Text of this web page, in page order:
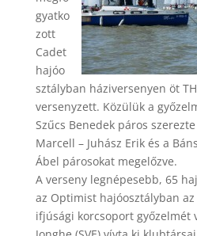
gyatko
zott
Cadet
hajóo
sztályban háziversenyen öt
versenyzett. Közülük a
Szűcs Benedek páros
Marcell – Juhász Erik és a
Ábel párosokat megelőzve.
A verseny legnépesebb, 65
az Optimist hajóosztályban
ifjúsági korcsoport győzelmét